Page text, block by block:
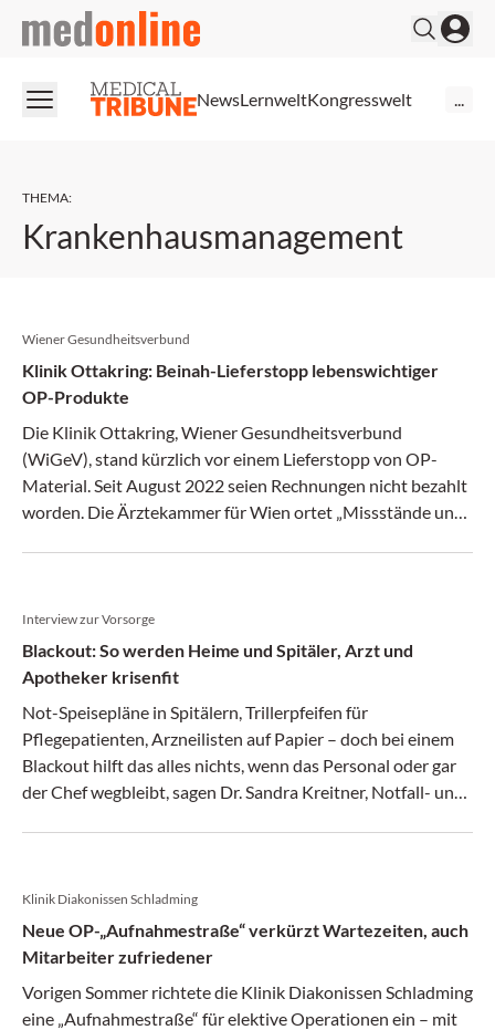
medonline
NewsLernweltKongresswelt
THEMA:
Krankenhausmanagement
Wiener Gesundheitsverbund
Klinik Ottakring: Beinah-Lieferstopp lebenswichtiger
OP-Produkte
Die Klinik Ottakring, Wiener Gesundheitsverbund
(WiGeV), stand kürzlich vor einem Lieferstopp von OP-
Material. Seit August 2022 seien Rechnungen nicht bezahlt
worden. Die Ärztekammer für Wien ortet „Missstände und
Interview zur Vorsorge
Blackout: So werden Heime und Spitäler, Arzt und
Apotheker krisenfit
Not-Speisepläne in Spitälern, Trillerpfeifen für
Pflegepatienten, Arzneilisten auf Papier – doch bei einem
Blackout hilft das alles nichts, wenn das Personal oder gar
der Chef wegbleibt, sagen Dr. Sandra Kreitner, Notfall- und
persönliche Vorsorge. Wie dann auch die organisatorische
Vorbereitung samt Sicherheitsthemen leichter gelingt,
erklären die inzwischen sehr gefragten Fachleute im
schon in die Gewohnheitsfalle tappten.
Klinik Diakonissen Schladming
Neue OP-„Aufnahmestraße“ verkürzt Wartezeiten, auch
Mitarbeiter zufriedener
Vorigen Sommer richtete die Klinik Diakonissen Schladming
eine „Aufnahmestraße“ für elektive Operationen ein – mit